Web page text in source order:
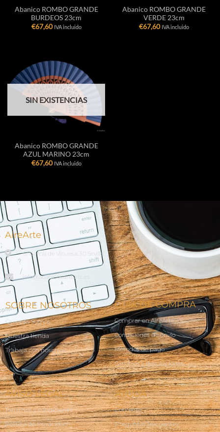
Abanico ROMBO GRANDE
BURDEOS 23cm
€67,60 IVA incluido
Abanico ROMBO GRANDE
VERDE 23cm
€67,60 IVA incluido
SIN EXISTENCIAS
Abanico ROMBO GRANDE
AZUL MARINO 23cm
€67,60 IVA incluido
AireArte
C/ García de Vinuesa, 30 Sevilla
info@abanicosairearte.es
SOBRE NOSOTROS
Quienes Somos
Nuestra tienda
Trabaja con nosotros
GUÍA DE COMPRA
Comprar en AireArte
Condiciones de envío
Métodos de pago
Cambios y devoluciones
AVISO LEGAL
Terminos y condiciones
Política de Privacidad
AYUDA
Contacto
Preguntas frecuentes